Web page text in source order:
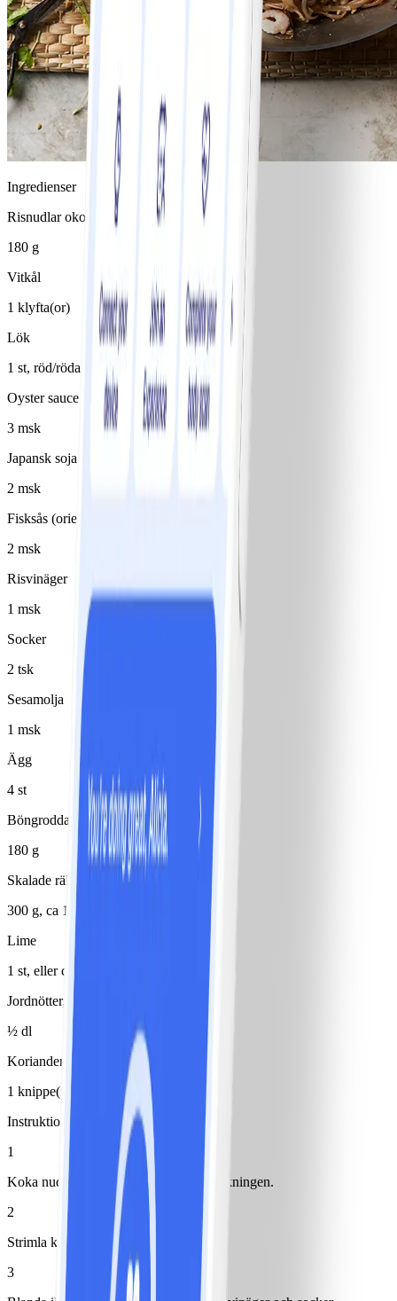
Ingredienser
Risnudlar okokta
180 g
Vitkål
1 klyfta(or)
Lök
1 st, röd/röda
Oyster sauce
3 msk
Japansk soja
2 msk
Fisksås (orientalisk)
2 msk
Risvinäger
1 msk
Socker
2 tsk
Sesamolja
1 msk
Ägg
4 st
Böngroddar
180 g
Skalade räkor
300 g, ca 1 kg med skal
Lime
1 st, eller citron
Jordnötter, salta
½ dl
Koriander
1 knippe(n)
Instruktioner
1
Koka nudlar enligt anvisning på förpackningen.
2
Strimla kål och lök.
3